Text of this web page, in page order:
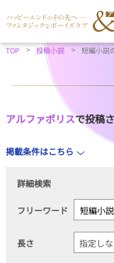
TOP 投稿小説 短編小説
アルファポリスで投稿
掲載条件はこちら
詳細検索
フリーワード
長さ